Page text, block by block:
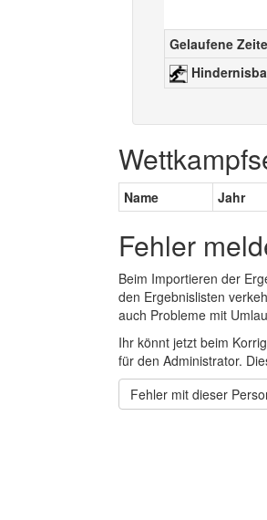
Gelaufene
Name Jahr
Fehler
Beim Importieren der
den Ergebnislisten
auch Probleme mit
Ihr könnt jetzt beim
für den Administrator.
Fehler mit dieser